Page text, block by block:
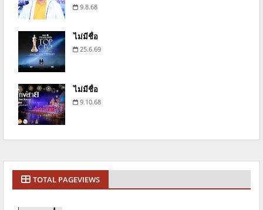
9.8.68
ไม่มีชื่อ
25.6.69
ไม่มีชื่อ
9.10.68
TOTAL PAGEVIEWS